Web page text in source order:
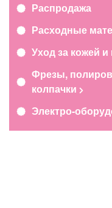
Распродажа
Расходные
Уход за кожей и
Фрезы,
колпачки
Электро-